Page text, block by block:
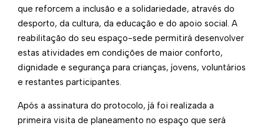
que reforcem a inclusão e a solidariedade, através do
desporto, da cultura, da educação e do apoio social. A
reabilitação do seu espaço-sede permitirá desenvolver
estas atividades em condições de maior conforto,
dignidade e segurança para crianças, jovens, voluntários
e restantes participantes.
Após a assinatura do protocolo, já foi realizada a
primeira visita de planeamento no espaço que será